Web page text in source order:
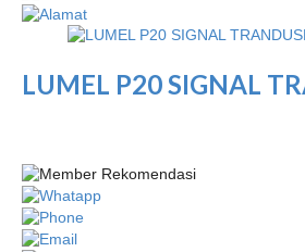
LUMEL P20 SIGNAL